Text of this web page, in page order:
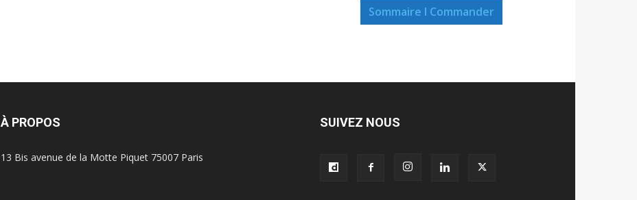
Sommaire I Commander
À PROPOS
13 Bis avenue de la Motte Piquet 75007 Paris
SUIVEZ NOUS